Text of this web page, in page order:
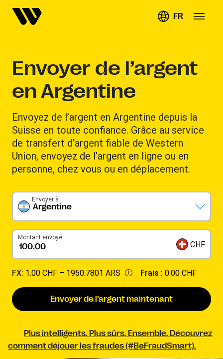
FR
Envoyer de l’argent
en Argentine
Envoyez de l’argent en Argentine depuis la
Suisse en toute confiance. Grâce au service
de transfert d’argent fiable de Western
Union, envoyez de l’argent en ligne ou en
personne, chez vous ou en déplacement.
Argentine
Envoyer à
Montant envoyé
CHF
FX: 1.00 CHF – 1950.7801 ARS Frais : 0.00 CHF
Envoyer de l’argent maintenant
Plus intelligents. Plus sûrs. Ensemble. Découvrez
comment déjouer les fraudes (#BeFraudSmart).